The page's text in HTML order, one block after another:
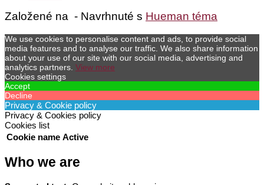
Založené na - Navrhnuté s Hueman téma
We use cookies to personalise content and ads, to provide social
media features and to analyse our traffic. We also share information
about your use of our site with our social media, advertising and
analytics partners. View more
Cookies settings
Accept
Decline
Privacy & Cookie policy
Privacy & Cookies policy
Cookies list
Cookie name Active
Who we are